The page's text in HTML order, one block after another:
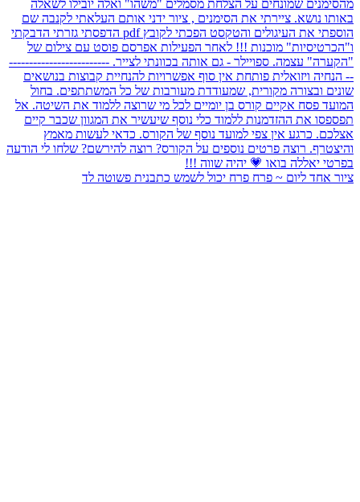
ציור אחד ליום ~ פרח פרח יכול לשמש כתבנית פשוטה לד